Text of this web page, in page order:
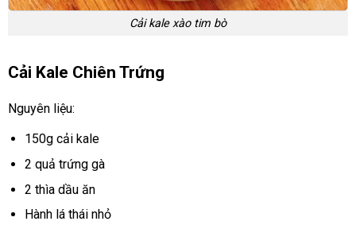
Cải kale xào tim bò
Cải Kale Chiên Trứng
Nguyên liệu:
150g cải kale
2 quả trứng gà
2 thìa dầu ăn
Hành lá thái nhỏ